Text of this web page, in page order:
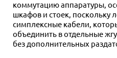
коммутацию аппаратуры,
шкафов и стоек, поскольку
симплексные кабели,
объединить в отдельные
без дополнительных